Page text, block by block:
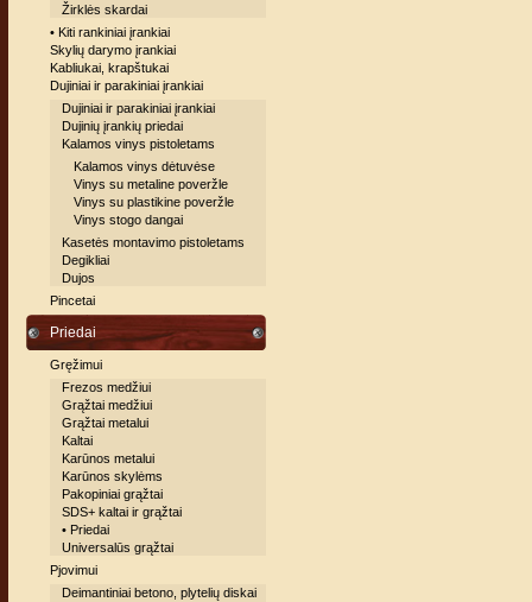
Žirklės skardai
• Kiti rankiniai įrankiai
Skylių darymo įrankiai
Kabliukai, krapštukai
Dujiniai ir parakiniai įrankiai
Dujiniai ir parakiniai įrankiai
Dujinių įrankių priedai
Kalamos vinys pistoletams
Kalamos vinys dėtuvėse
Vinys su metaline poveržle
Vinys su plastikine poveržle
Vinys stogo dangai
Kasetės montavimo pistoletams
Degikliai
Dujos
Pincetai
Priedai
Gręžimui
Frezos medžiui
Grąžtai medžiui
Grąžtai metalui
Kaltai
Karūnos metalui
Karūnos skylėms
Pakopiniai grąžtai
SDS+ kaltai ir grąžtai
• Priedai
Universalūs grąžtai
Pjovimui
Deimantiniai betono, plytelių diskai